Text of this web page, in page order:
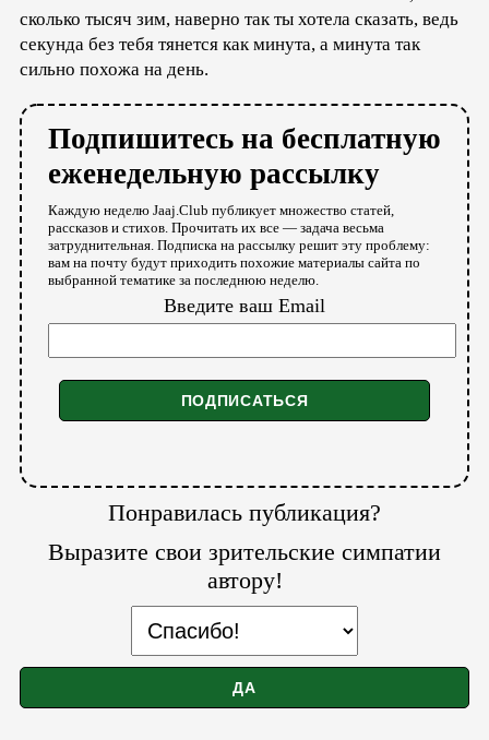
сколько тысяч зим, наверно так ты хотела сказать, ведь
секунда без тебя тянется как минута, а минута так
сильно похожа на день.
Подпишитесь на бесплатную
еженедельную рассылку
Каждую неделю Jaaj.Club публикует множество статей,
рассказов и стихов. Прочитать их все — задача весьма
затруднительная. Подписка на рассылку решит эту проблему:
вам на почту будут приходить похожие материалы сайта по
выбранной тематике за последнюю неделю.
Введите ваш Email
Понравилась публикация?
Выразите свои зрительские симпатии
автору!